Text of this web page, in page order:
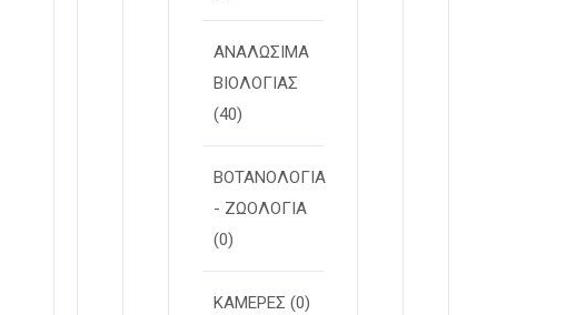
ΑΝΑΛΩΣΙΜΑ
ΒΙΟΛΟΓΙΑΣ
(40)
ΒΟΤΑΝΟΛΟΓΙΑ
- ΖΩΟΛΟΓΙΑ
(0)
ΚΑΜΕΡΕΣ (0)